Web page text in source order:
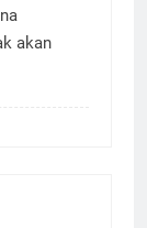
akan